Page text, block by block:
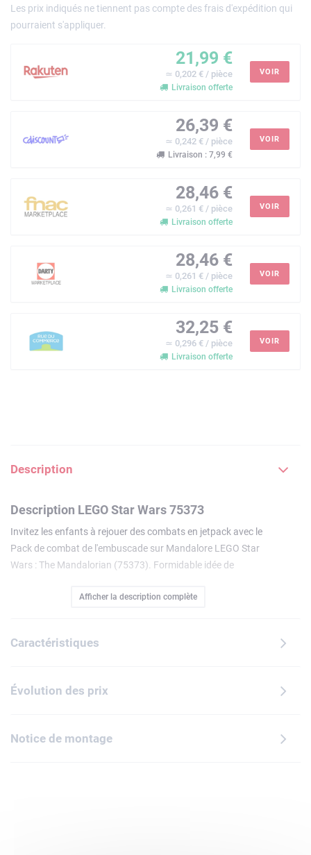
Les prix indiqués ne tiennent pas compte des frais d'expédition qui
pourraient s'appliquer.
21,99 €
≃ 0,202 € / pièce
Livraison offerte
VOIR
26,39 €
≃ 0,242 € / pièce
Livraison : 7,99 €
VOIR
28,46 €
≃ 0,261 € / pièce
Livraison offerte
VOIR
28,46 €
≃ 0,261 € / pièce
Livraison offerte
VOIR
32,25 €
≃ 0,296 € / pièce
Livraison offerte
VOIR
Description
Description LEGO Star Wars 75373
Invitez les enfants à rejouer des combats en jetpack avec le
Pack de combat de l'embuscade sur Mandalore LEGO Star
Wars : The Mandalorian (75373). Formidable idée de
construire fait revivrel'action de la saison 3 de Star Wars :
mandalorien et 2 commandos impériaux. Il y a également
pistoletsblasters, des jetpacks et un élément transparent
qui permet de faire « voler » une minifigurine LEGO. La
tenons multiplient les possibilités de jeu. L'appli LEGO
Builder propose des instructionsnumériques et des outils de
Afficher la description complète
Caractéristiques
Évolution des prix
Notice de montage